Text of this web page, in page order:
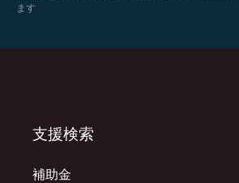
ます
支援検索
補助金